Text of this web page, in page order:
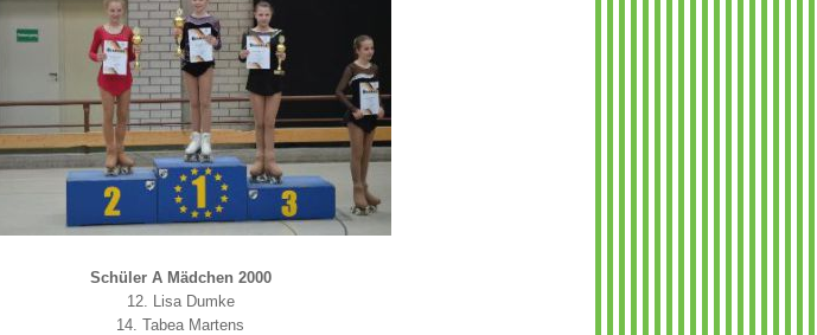
Schüler A Mädchen 2000
12. Lisa Dumke
14. Tabea Martens